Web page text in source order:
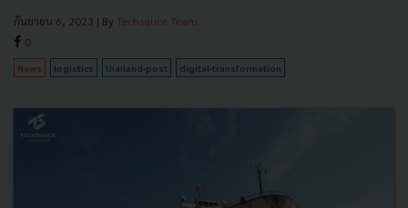
กันยายน 6, 2023 | By Techsauce Team
0
News logistics thailand-post digital-transformation